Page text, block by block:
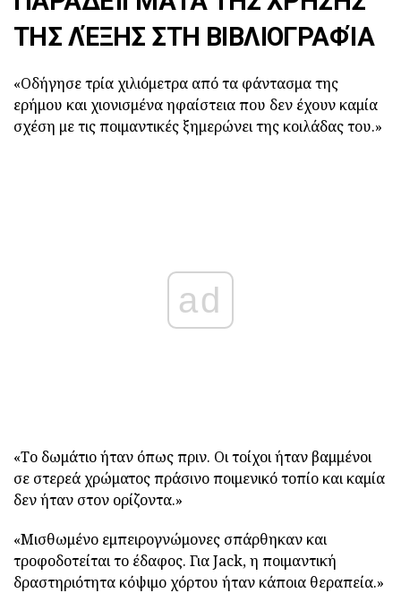
ΤΗΣ ΛΈΞΗΣ ΣΤΗ ΒΙΒΛΙΟΓΡΑΦΊΑ
«Οδήγησε τρία χιλιόμετρα από τα φάντασμα της
ερήμου και χιονισμένα ηφαίστεια που δεν έχουν καμία
σχέση με τις ποιμαντικές ξημερώνει της κοιλάδας του.»
ad
«Το δωμάτιο ήταν όπως πριν. Οι τοίχοι ήταν βαμμένοι
σε στερεά χρώματος πράσινο ποιμενικό τοπίο και καμία
δεν ήταν στον ορίζοντα.»
«Μισθωμένο εμπειρογνώμονες σπάρθηκαν και
τροφοδοτείται το έδαφος. Για Jack, η ποιμαντική
δραστηριότητα κόψιμο χόρτου ήταν κάποια θεραπεία.»